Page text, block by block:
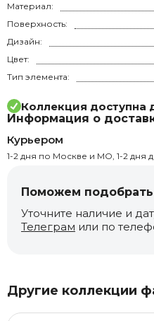
Материал:
Поверхность:
Дизайн:
Цвет:
Тип элемента:
Коллекция доступна
Информация о
Курьером
1-2 дня по Москве и МО, 1-2 дня
Поможем подобрать
Уточните наличие и
Телеграм или по
Другие коллекции